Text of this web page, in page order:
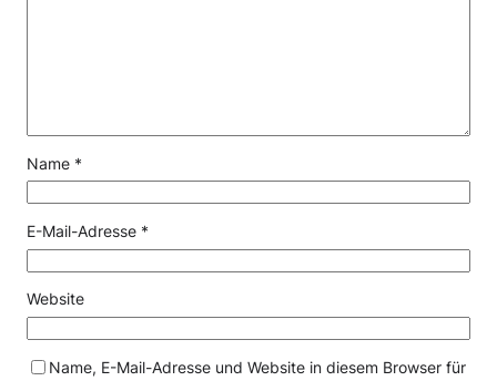
Name *
E-Mail-Adresse *
Website
Name, E-Mail-Adresse und Website in diesem Browser für